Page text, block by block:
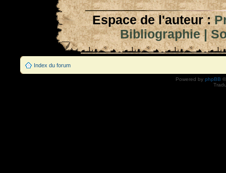
Espace de l'auteur :
Bibliographie|
Index du forum
Powered by phpBB